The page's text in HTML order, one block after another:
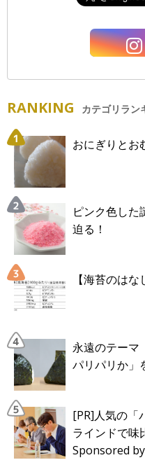
RANKING カテゴリラン
おにぎりとお
ピンク色した
迫る！
【海苔のは
永遠のテーマ
パリパリか」
[PR]人気の「
ラインドで味
Sponsored